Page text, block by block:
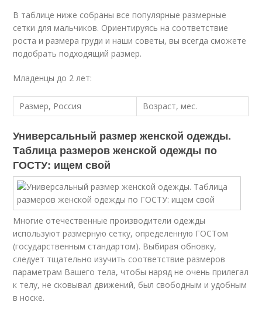
В таблице ниже собраны все популярные размерные
сетки для мальчиков. Ориентируясь на соответствие
роста и размера груди и наши советы, вы всегда сможете
подобрать подходящий размер.
Младенцы до 2 лет:
Размер, Россия Возраст, мес.
Универсальный размер женской одежды.
Таблица размеров женской одежды по
ГОСТУ: ищем свой
Многие отечественные производители одежды
используют размерную сетку, определенную ГОСТом
(государственным стандартом). Выбирая обновку,
следует тщательно изучить соответствие размеров
параметрам Вашего тела, чтобы наряд не очень прилегал
к телу, не сковывал движений, был свободным и удобным
в носке.